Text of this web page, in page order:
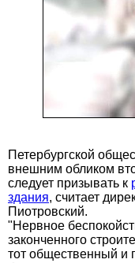
Петербургской
внешним обликом
следует призывать к
здания, считает
Пиотровский.
"Нервное
законченного
тот общественный и